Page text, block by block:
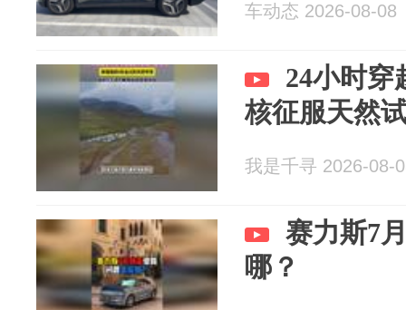
车动态 2026-08-08
24小时穿
核征服天然
我是千寻 2026-08-
赛力斯7
哪？